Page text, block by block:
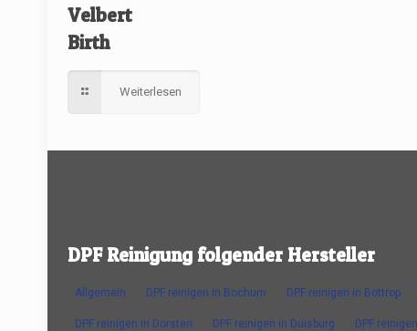
Velbert
Birth
Weiterlesen
DPF Reinigung folgender Hersteller
Allgemein DPF reinigen in Bochum DPF reinigen in Bottrop
DPF reinigen in Dorsten DPF reinigen in Duisburg DPF